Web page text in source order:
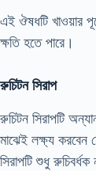
এই ঔষধটি খাওয়ার
ক্ষতি হতে পারে।
রুচিটন সিরাপ
রুচিটন সিরাপটি
মাঝেই লক্ষ্য করবেন
সিরাপটি শুধু